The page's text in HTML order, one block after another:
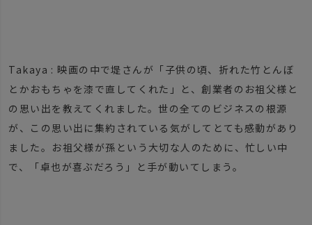
Takaya : 映画の中で堤さんが「子供の頃、折れた竹とんぼ
とかおもちゃを漆で直してくれた」と、創業者のお祖父様と
の思い出を教えてくれました。世の全てのビジネスの根源
が、この思い出に集約されている気がしてとても感動があり
ました。お祖父様が孫という大切な人のために、忙しい中
で、「卓也が喜ぶだろう」と手が動いてしまう。